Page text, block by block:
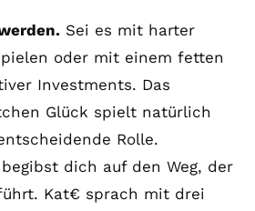
Sei es mit harter
oder mit einem fetten
Investments. Das
Glück spielt natürlich
Rolle.
dich auf den Weg, der
Kat€ sprach mit drei